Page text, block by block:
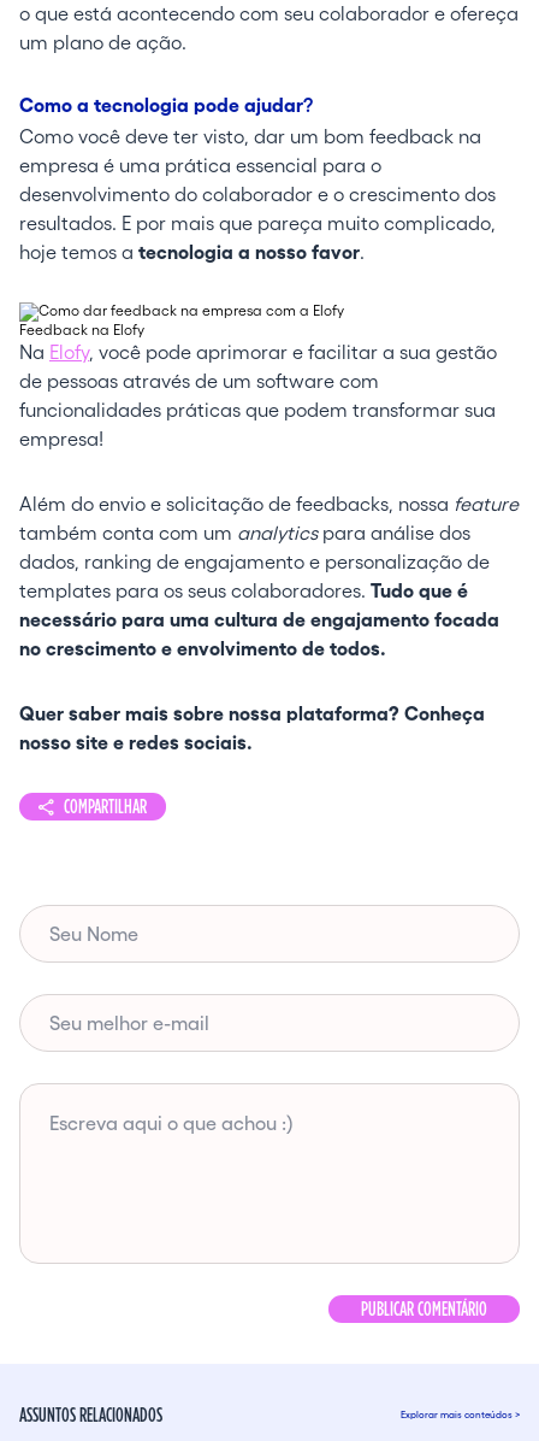
o que está acontecendo com seu colaborador e ofereça
um plano de ação.
Como a tecnologia pode ajudar?
Como você deve ter visto, dar um bom feedback na
empresa é uma prática essencial para o
desenvolvimento do colaborador e o crescimento dos
resultados. E por mais que pareça muito complicado,
hoje temos a tecnologia a nosso favor.
Feedback na Elofy
Na Elofy, você pode aprimorar e facilitar a sua gestão
de pessoas através de um software com
funcionalidades práticas que podem transformar sua
empresa!
Além do envio e solicitação de feedbacks, nossa feature
também conta com um analytics para análise dos
dados, ranking de engajamento e personalização de
templates para os seus colaboradores. Tudo que é
necessário para uma cultura de engajamento focada
no crescimento e envolvimento de todos.
Quer saber mais sobre nossa plataforma? Conheça
nosso site e redes sociais.
COMPARTILHAR
ASSUNTOS RELACIONADOS Explorar mais conteúdos >